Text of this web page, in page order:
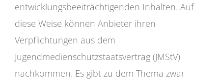
entwicklungsbeeiträchtigenden Inhalten. Auf
diese Weise können Anbieter ihren
Verpflichtungen aus dem
Jugendmedienschutzstaatsvertrag (JMStV)
nachkommen. Es gibt zu dem Thema zwar